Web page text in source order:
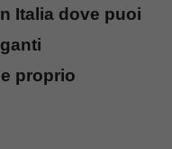
Italia dove puoi
proprio